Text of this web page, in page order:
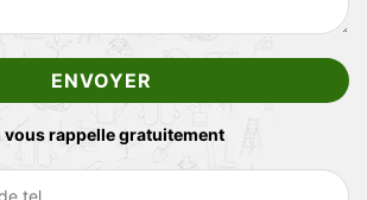
vous rappelle gratuitement